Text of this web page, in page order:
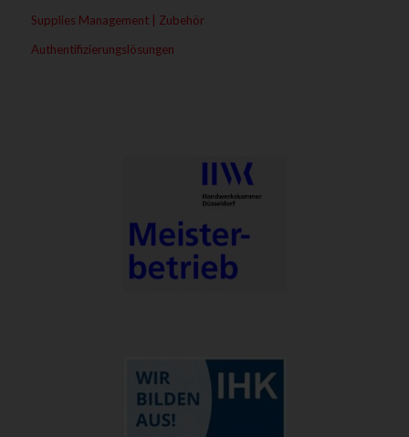
Supplies Management | Zubehör
Authentifizierungslösungen